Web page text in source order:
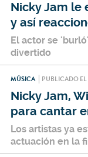
Nicky Jam le
y así
El actor se
divertido
MÚSICA PUBLICADO EL
Nicky Jam,
para cantar
Los artistas ya
actuación en la